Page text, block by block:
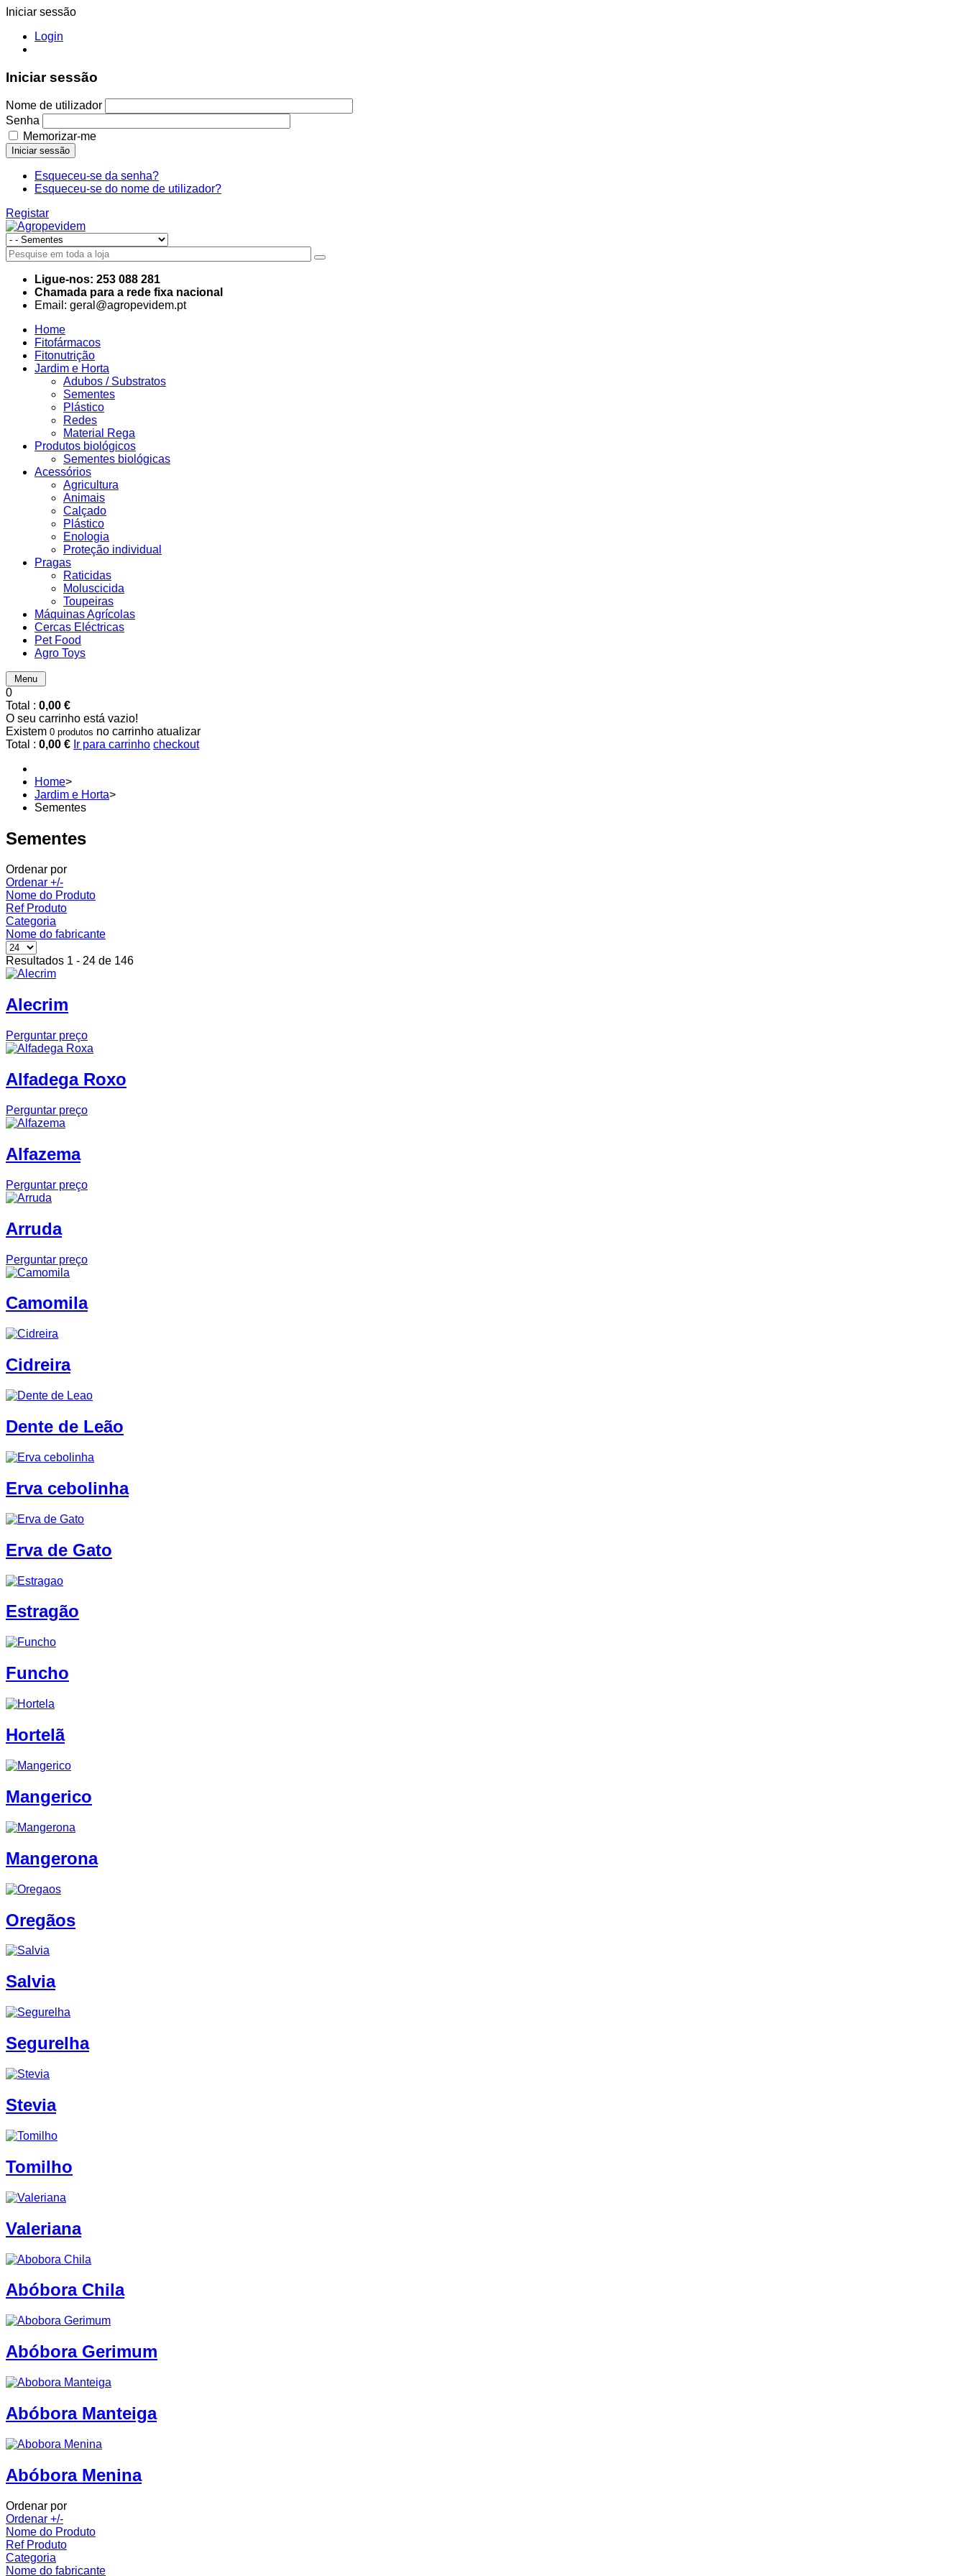
Iniciar sessão
Login
Iniciar sessão
Nome de utilizador
Senha
Memorizar-me
Iniciar sessão
Esqueceu-se da senha?
Esqueceu-se do nome de utilizador?
Registar
Ligue-nos: 253 088 281
Chamada para a rede fixa nacional
Email: geral@agropevidem.pt
Home
Fitofármacos
Fitonutrição
Jardim e Horta
Adubos / Substratos
Sementes
Plástico
Redes
Material Rega
Produtos biológicos
Sementes biológicas
Acessórios
Agricultura
Animais
Calçado
Plástico
Enologia
Proteção individual
Pragas
Raticidas
Moluscicida
Toupeiras
Máquinas Agrícolas
Cercas Eléctricas
Pet Food
Agro Toys
Menu
0
Total : 0,00 €
O seu carrinho está vazio!
Existem 0 produtos no carrinho atualizar
Total : 0,00 € Ir para carrinho checkout
Home>
Jardim e Horta>
Sementes
Sementes
Ordenar por
Ordenar +/-
Nome do Produto
Ref Produto
Categoria
Nome do fabricante
Resultados 1 - 24 de 146
Alecrim
Perguntar preço
Alfadega Roxo
Perguntar preço
Alfazema
Perguntar preço
Arruda
Perguntar preço
Camomila
Cidreira
Dente de Leão
Erva cebolinha
Erva de Gato
Estragão
Funcho
Hortelã
Mangerico
Mangerona
Oregãos
Salvia
Segurelha
Stevia
Tomilho
Valeriana
Abóbora Chila
Abóbora Gerimum
Abóbora Manteiga
Abóbora Menina
Ordenar por
Ordenar +/-
Nome do Produto
Ref Produto
Categoria
Nome do fabricante